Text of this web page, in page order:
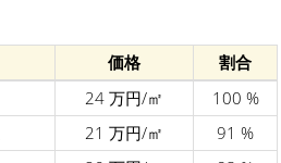
価格
割合
24 万円/㎡
100 %
21 万円/㎡
91 %